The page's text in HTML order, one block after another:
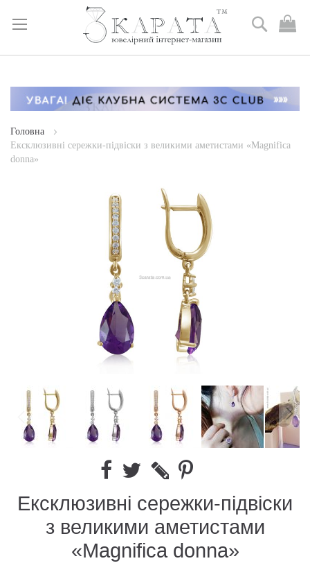
Skip
Content
Пошук
Головна
Ексклюзивні сережки-підвіски з великими аметистами «Magnifica
donna»
Ексклюзивні сережки-підвіски
з великими аметистами
«Magnifica donna»